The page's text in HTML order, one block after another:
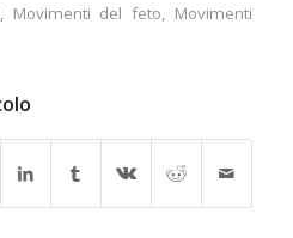
, Movimenti del feto, Movimenti